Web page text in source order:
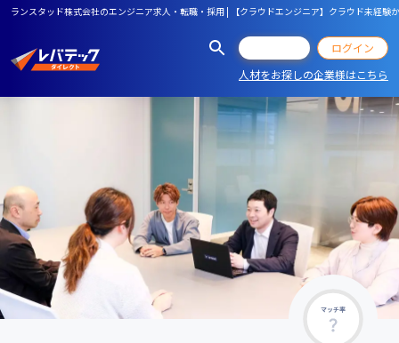
ランスタッド株式会社のエンジニア求人・転職・採用 | 【クラウドエンジニア】クラウド未経
ログイン
人材をお探しの企業様はこちら
マッチ率